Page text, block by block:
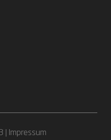
| Impressum